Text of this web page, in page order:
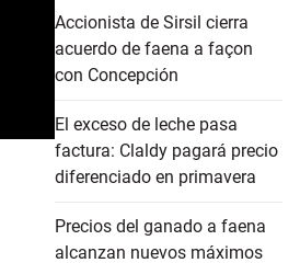
Accionista de Sirsil cierra
acuerdo de faena a façon
con Concepción
El exceso de leche pasa
factura: Claldy pagará precio
diferenciado en primavera
Precios del ganado a faena
alcanzan nuevos máximos